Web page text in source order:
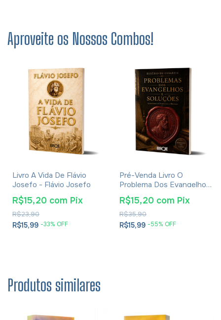
Aproveite os Nossos Combos!
Livro A Vida De Flávio
Josefo - Flávio Josefo
R$15,99 -33% OFF
R$23,90
R$15,20 com Pix
Pré-Venda Livro O
Problema Dos Evangelhos
E Soluções- Eusébio De
Cesareia
R$15,99 -55% OFF
R$35,90
R$15,20 com Pix
Produtos similares